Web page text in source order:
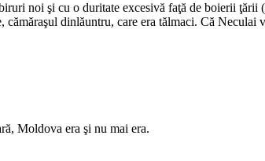
noi şi cu o duritate excesivă faţă de boierii
dinlăuntru, care era tălmaci. Că Neculai
Moldova era şi nu mai era.